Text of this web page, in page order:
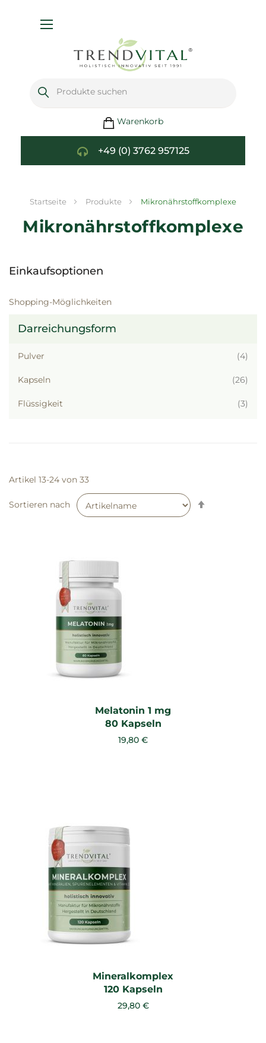
Warenkorb
+49 (0) 3762 957125
Startseite Produkte Mikronährstoffkomplexe
Mikronährstoffkomplexe
Einkaufsoptionen
Shopping-Möglichkeiten
Darreichungsform
Pulver 4
Kapseln 26
Flüssigkeit 3
Artikel 13-24 von 33
Sortieren nach
Melatonin 1 mg
80 Kapseln
19,80 €
Mineralkomplex
120 Kapseln
29,80 €